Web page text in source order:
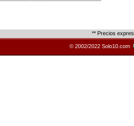
** Precios
© 2002/2022 Solo10.com